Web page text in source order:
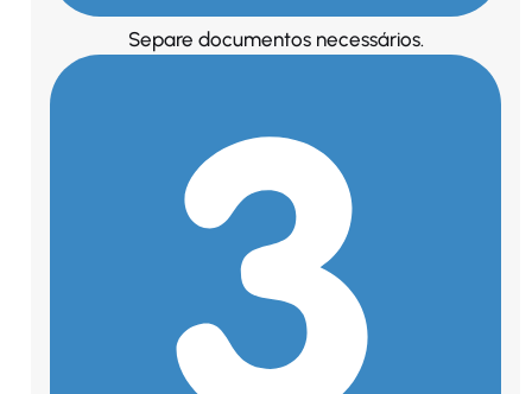
Separe documentos necessários.